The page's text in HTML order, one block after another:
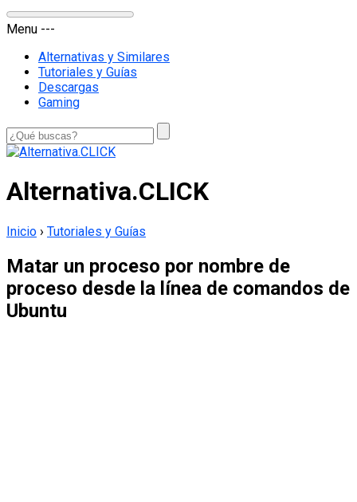
Menu ---
Alternativas y Similares
Tutoriales y Guías
Descargas
Gaming
Alternativa.CLICK
Inicio › Tutoriales y Guías
Matar un proceso por nombre de
proceso desde la línea de comandos de
Ubuntu